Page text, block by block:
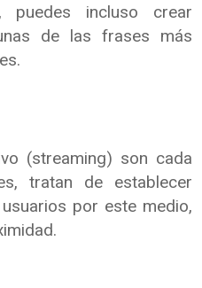
puedes incluso crear
de las frases más
(streaming) son cada
tratan de establecer
por este medio,